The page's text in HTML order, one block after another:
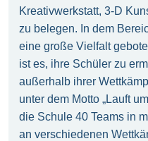
Kreativwerkstatt, 3-D
zu belegen. In dem
eine große Vielfalt
ist es, ihre Schüler zu
außerhalb ihrer
unter dem Motto „Lauft
die Schule 40 Teams in
an verschiedenen